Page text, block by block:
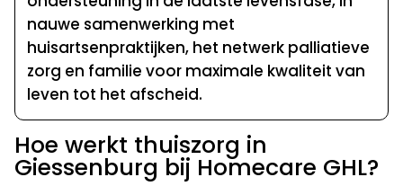
nauwe samenwerking met
huisartsenpraktijken, het netwerk palliatieve
zorg en familie voor maximale kwaliteit van
leven tot het afscheid.
Hoe werkt thuiszorg in
Giessenburg bij Homecare GHL?